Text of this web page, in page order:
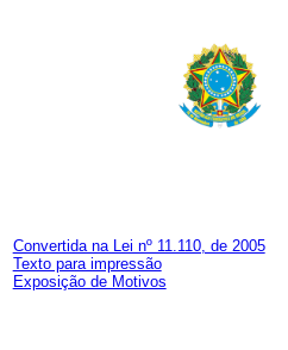
Convertida na Lei nº 11.110, de 2005
Texto para impressão
Exposição de Motivos